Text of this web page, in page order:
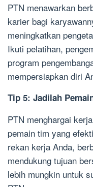
PTN menawarkan
karier bagi
meningkatkan
Ikuti pelatihan,
program
mempersiapkan diri
Tip 5: Jadilah
PTN menghargai
pemain tim yang
rekan kerja Anda,
mendukung tujuan
lebih mungkin untuk